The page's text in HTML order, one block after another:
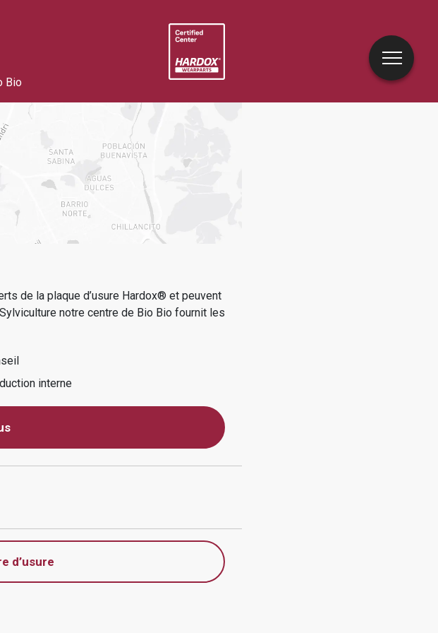
Bio
de la plaque d’usure Hardox® et peuvent
Sylviculture notre centre de Bio Biofournit les
interne
d’usure